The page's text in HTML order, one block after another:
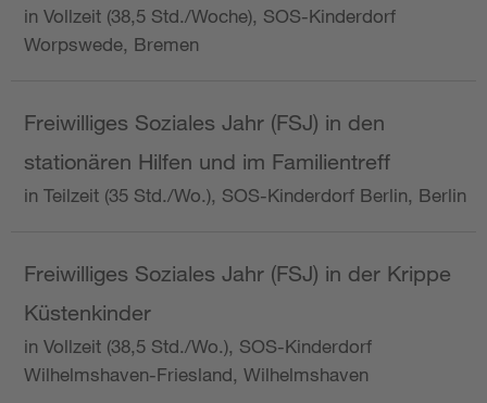
in Vollzeit (38,5 Std./Woche), SOS-Kinderdorf
Worpswede, Bremen
Freiwilliges Soziales Jahr (FSJ) in den
stationären Hilfen und im Familientreff
in Teilzeit (35 Std./Wo.), SOS-Kinderdorf Berlin, Berlin
Freiwilliges Soziales Jahr (FSJ) in der Krippe
Küstenkinder
in Vollzeit (38,5 Std./Wo.), SOS-Kinderdorf
Wilhelmshaven-Friesland, Wilhelmshaven